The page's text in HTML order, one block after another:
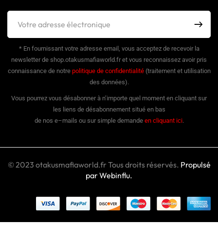
* En fournissant votre adresse email, vous acceptez de recevoir la
newsletter de shop.otakusmafiaworld.fr et vous reconnaissez avoir pris
connaissance de notre politique de confidentialité(traitement et utilisation
des données).
Vous pourrez vous désabonner à n’importe quel moment en cliquant sur
les liens de désabonnement situé en bas
de nos e–mails ou sur simple demande en cliquant ici.
© 2023 otakusmafiaworld.fr Tous droits réservés. Propulsé
par Webinflu.